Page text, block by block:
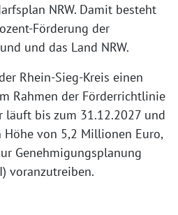
NRW. Damit besteht
Förderung der
und das Land NRW.
Rhein-Sieg-Kreis einen
Rahmen der Förderrichtlinie
läuft bis zum 31.12.2027 und
von 5,2 Millionen Euro,
Genehmigungsplanung
voranzutreiben.